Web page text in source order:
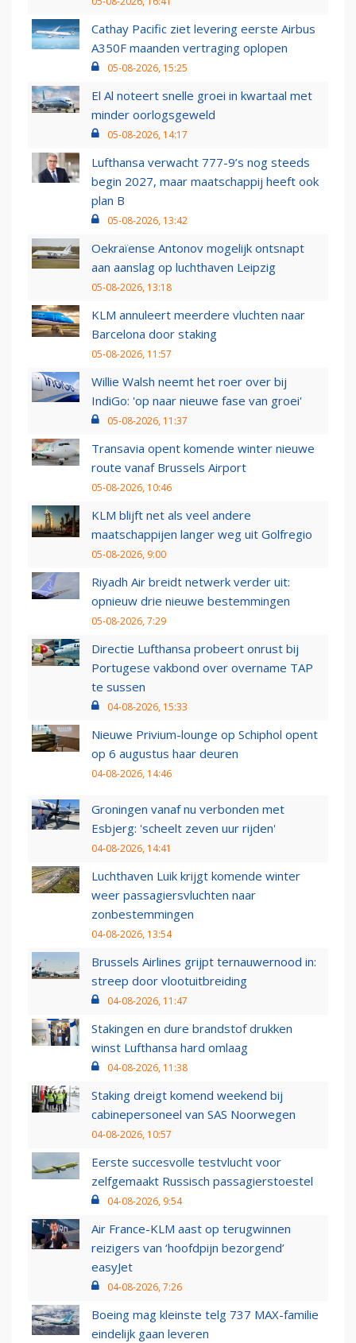
Cathay Pacific ziet levering eerste Airbus
A350F maanden vertraging oplopen
05-08-2026, 15:25
El Al noteert snelle groei in kwartaal met
minder oorlogsgeweld
05-08-2026, 14:17
Lufthansa verwacht 777-9’s nog steeds
begin 2027, maar maatschappij heeft ook
plan B
05-08-2026, 13:42
Oekraïense Antonov mogelijk ontsnapt
aan aanslag op luchthaven Leipzig
05-08-2026, 13:18
KLM annuleert meerdere vluchten naar
Barcelona door staking
05-08-2026, 11:57
Willie Walsh neemt het roer over bij
IndiGo: 'op naar nieuwe fase van groei'
05-08-2026, 11:37
Transavia opent komende winter nieuwe
route vanaf Brussels Airport
05-08-2026, 10:46
KLM blijft net als veel andere
maatschappijen langer weg uit Golfregio
05-08-2026, 9:00
Riyadh Air breidt netwerk verder uit:
opnieuw drie nieuwe bestemmingen
05-08-2026, 7:29
Directie Lufthansa probeert onrust bij
Portugese vakbond over overname TAP
te sussen
04-08-2026, 15:33
Nieuwe Privium-lounge op Schiphol opent
op 6 augustus haar deuren
04-08-2026, 14:46
Groningen vanaf nu verbonden met
Esbjerg: 'scheelt zeven uur rijden'
04-08-2026, 14:41
Luchthaven Luik krijgt komende winter
weer passagiersvluchten naar
zonbestemmingen
04-08-2026, 13:54
Brussels Airlines grijpt ternauwernood in:
streep door vlootuitbreiding
04-08-2026, 11:47
Stakingen en dure brandstof drukken
winst Lufthansa hard omlaag
04-08-2026, 11:38
Staking dreigt komend weekend bij
cabinepersoneel van SAS Noorwegen
04-08-2026, 10:57
Eerste succesvolle testvlucht voor
zelfgemaakt Russisch passagierstoestel
04-08-2026, 9:54
Air France-KLM aast op terugwinnen
reizigers van ‘hoofdpijn bezorgend’
easyJet
04-08-2026, 7:26
Boeing mag kleinste telg 737 MAX-familie
eindelijk gaan leveren